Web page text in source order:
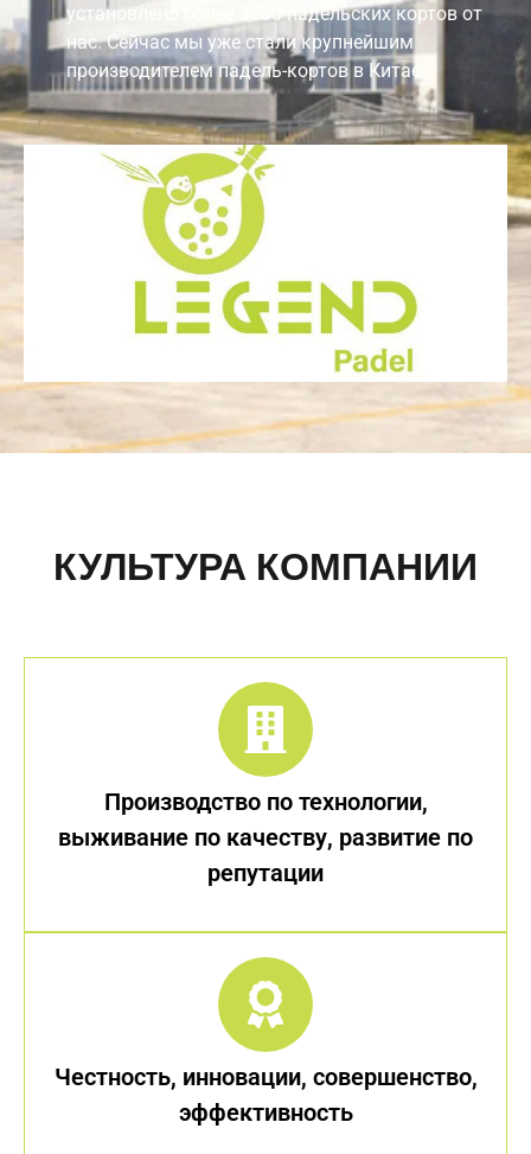
установлено более 3000 падельских кортов от
нас. Сейчас мы уже стали крупнейшим
производителем падель-кортов в Китае.
КУЛЬТУРА КОМПАНИИ
Производство по технологии,
выживание по качеству, развитие по
репутации
Честность, инновации, совершенство,
эффективность